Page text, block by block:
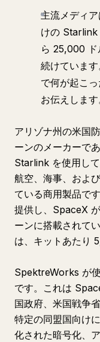
主流メディ
けの Starlink
ら 25,000 ド
続けていま
で何が起こ
お伝えします
アリゾナ州の米国
ーンのメーカーで
Starlink を使用し
航空、海事、およ
ている商用製品で
提供し、SpaceX
ーンに搭載されて
は、キットあたり
SpektreWorks が
です。これは
国政府、米国戦争
特定の同盟国向け
化された暗号化、